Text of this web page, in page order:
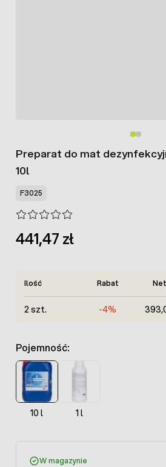
Preparat do mat
10l
F3025
441,47 zł
Pojemność:
10 l 1 l
Ilość Rabat
2 szt. -4%
W magazynie